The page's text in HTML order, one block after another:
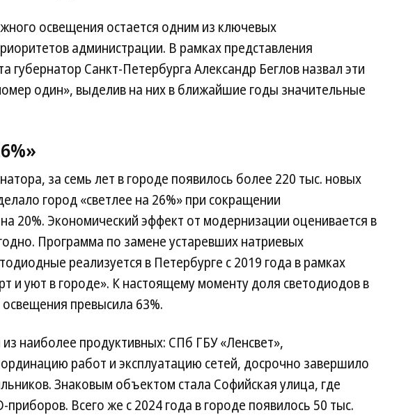
освещения остается одним из ключевых
администрации. В рамках представления
губернатор Санкт-Петербурга Александр Беглов назвал эти
один», выделив на них в ближайшие годы значительные
за семь лет в городе появилось более 220 тыс. новых
город «светлее на 26%» при сокращении
20%. Экономический эффект от модернизации оценивается в
Программа по замене устаревших натриевых
реализуется в Петербурге с 2019 года в рамках
и уют в городе». К настоящему моменту доля светодиодов в
превысила 63%.
наиболее продуктивных: СПб ГБУ «Ленсвет»,
работ и эксплуатацию сетей, досрочно завершило
Знаковым объектом стала Софийская улица, где
приборов. Всего же с 2024 года в городе появилось 50 тыс.